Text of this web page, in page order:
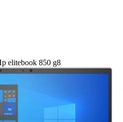
elitebook 850 g8